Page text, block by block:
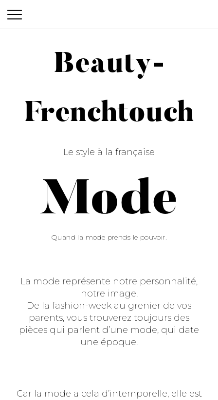
Beauty-Frenchtouch
Beauty-
Frenchtouch
Le style à la française
Mode
Quand la mode prends le pouvoir.
La mode représente notre personnalité,
notre image.
De la fashion-week au grenier de vos
parents, vous trouverez toujours des
pièces qui parlent d’une mode, qui date
une époque.
Car la mode a cela d’intemporelle, elle est